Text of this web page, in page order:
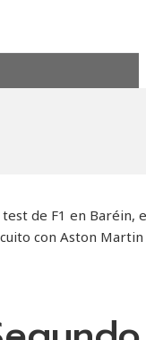
de F1 en Baréin,
con Aston Martin